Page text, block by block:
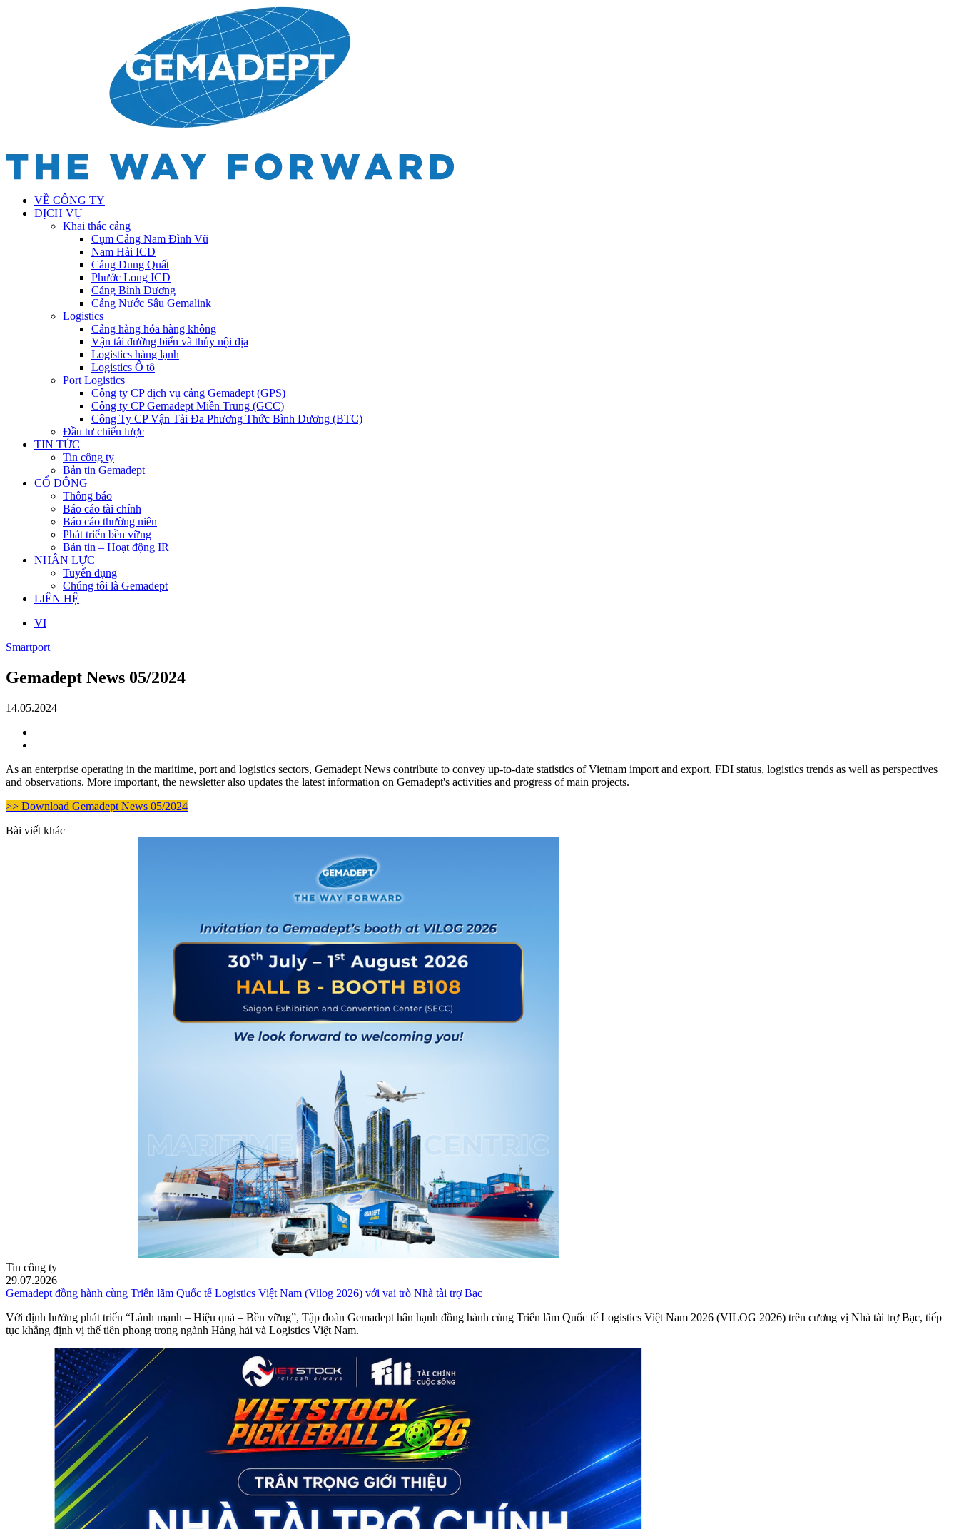
VỀ CÔNG TY
DỊCH VỤ
Khai thác cảng
Cụm Cảng Nam Đình Vũ
Nam Hải ICD
Cảng Dung Quất
Phước Long ICD
Cảng Bình Dương
Cảng Nước Sâu Gemalink
Logistics
Cảng hàng hóa hàng không
Vận tải đường biển và thủy nội địa
Logistics hàng lạnh
Logistics Ô tô
Port Logistics
Công ty CP dịch vụ cảng Gemadept (GPS)
Công ty CP Gemadept Miền Trung (GCC)
Công Ty CP Vận Tải Đa Phương Thức Bình Dương (BTC)
Đầu tư chiến lược
TIN TỨC
Tin công ty
Bản tin Gemadept
CỔ ĐÔNG
Thông báo
Báo cáo tài chính
Báo cáo thường niên
Phát triển bền vững
Bản tin – Hoạt động IR
NHÂN LỰC
Tuyển dụng
Chúng tôi là Gemadept
LIÊN HỆ
VI
Smartport
Gemadept News 05/2024
14.05.2024
As an enterprise operating in the maritime, port and logistics sectors, Gemadept News contribute to convey up-to-date statistics of Vietnam import and export, FDI status, logistics trends as well as perspectives
and observations. More important, the newsletter also updates the latest information on Gemadept's activities and progress of main projects.
>> Download Gemadept News 05/2024
Bài viết khác
Tin công ty
29.07.2026
Gemadept đồng hành cùng Triển lãm Quốc tế Logistics Việt Nam (Vilog 2026) với vai trò Nhà tài trợ Bạc
Với định hướng phát triển “Lành mạnh – Hiệu quả – Bền vững”, Tập đoàn Gemadept hân hạnh đồng hành cùng Triển lãm Quốc tế Logistics Việt Nam 2026 (VILOG 2026) trên cương vị Nhà tài trợ Bạc, tiếp
tục khẳng định vị thế tiên phong trong ngành Hàng hải và Logistics Việt Nam.